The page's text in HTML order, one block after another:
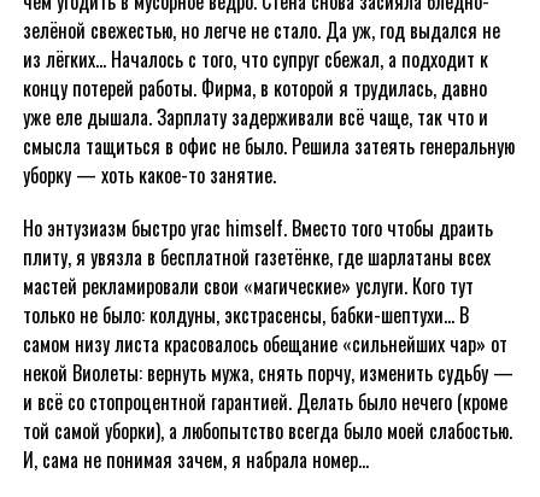
зелёной свежестью, но легче не стало. Да уж, год выдался не
из лёгких… Началось с того, что супруг сбежал, а подходит к
концу потерей работы. Фирма, в которой я трудилась, давно
уже еле дышала. Зарплату задерживали всё чаще, так что и
смысла тащиться в офис не было. Решила затеять генеральную
уборку — хоть какое-то занятие.
Но энтузиазм быстро угас himself. Вместо того чтобы драить
плиту, я увязла в бесплатной газетёнке, где шарлатаны всех
мастей рекламировали свои «магические» услуги. Кого тут
только не было: колдуны, экстрасенсы, бабки-шептухи… В
самом низу листа красовалось обещание «сильнейших чар» от
некой Виолеты: вернуть мужа, снять порчу, изменить судьбу —
и всё со стопроцентной гарантией. Делать было нечего (кроме
той самой уборки), а любопытство всегда было моей слабостью.
И, сама не понимая зачем, я набрала номер…